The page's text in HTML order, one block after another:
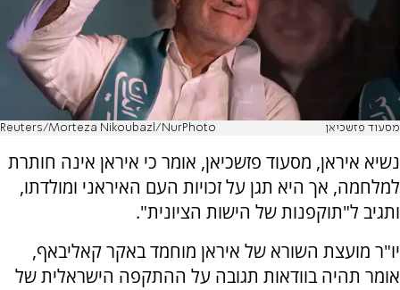
מסעוד פזשכיאן Reuters/Morteza Nikoubazl/NurPhoto
נשיא איראן, מסעוד פזשכיאן, אומר כי איראן אינה חותרת
למלחמה, אך היא תגן על זכויות העם האיראני ומולדתו,
ותגיב ל"תוקפנות של הישות הציונית".
יו"ר מועצת השורא של איראן מוחמד באקר קאליבאף,
אומר תהיה בוודאות תגובה על ההתקפה הישראלית של